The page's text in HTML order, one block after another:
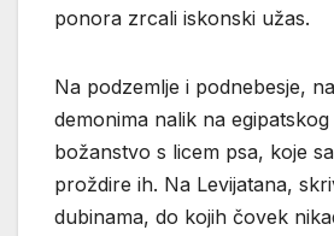
ponora zrcali iskonski užas.
Na podzemlje i podnebesje,
demonima nalik na
božanstvo s licem psa, koje
proždire ih. Na Levijatana,
dubinama, do kojih čovek